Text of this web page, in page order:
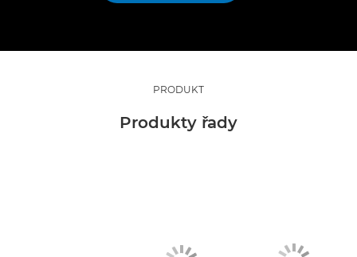
PRODUKT
Produkty řady